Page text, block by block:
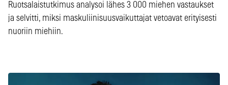
Ruotsalaistutkimus analysoi lähes 3 000 miehen vastaukset
ja selvitti, miksi maskuliinisuusvaikuttajat vetoavat erityisesti
nuoriin miehiin.